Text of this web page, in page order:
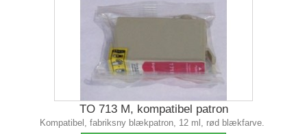
TO 713 M, kompatibel patron
Kompatibel, fabriksny blækpatron, 12 ml, rød blækfarve.